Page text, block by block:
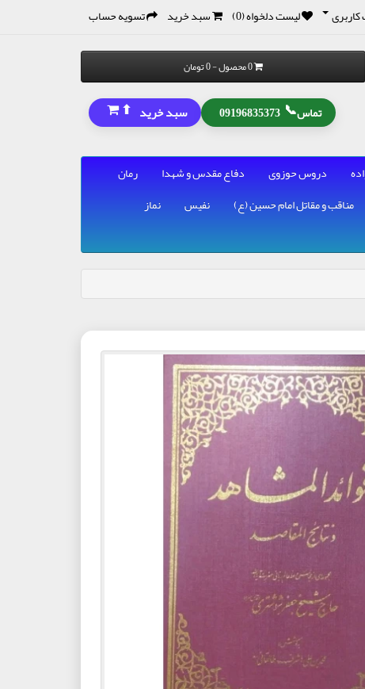
لیست دلخواه (0) سبد خرید تسویه حساب
0 محصول - 0 تومان
تماس📞
09196835373 سبد خرید ⬆
دروس حوزوی دفاع مقدس و شهدا
رمان
مناقب و مقاتل امام حسین (ع) نفیس
نماز